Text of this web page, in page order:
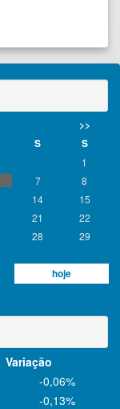
>>
S S
hoje
1
7
8
14
15
21
22
28
29
Variação
-0,06%
-0,13%